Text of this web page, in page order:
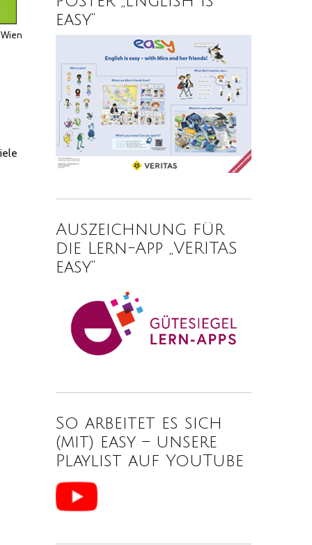
easy“
Auszeichnung für
die Lern-App „VERITAS
easy“
So arbeitet es sich
(mit) easy – unsere
Playlist auf YouTube